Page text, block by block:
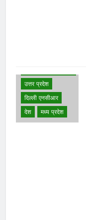
उत्तर प्रदेश
दिल्ली एनसीआर
देश
मध्य प्रदेश